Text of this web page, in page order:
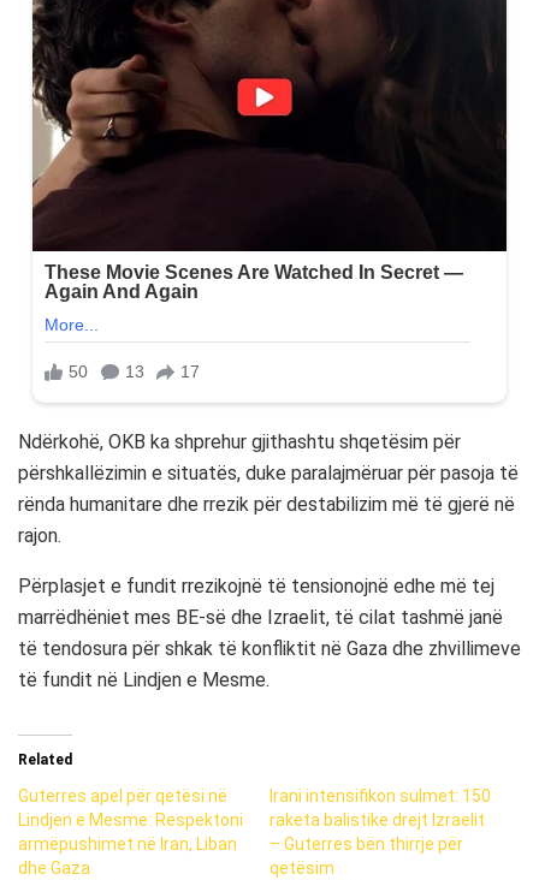
Ndërkohë, OKB ka shprehur gjithashtu shqetësim për
përshkallëzimin e situatës, duke paralajmëruar për pasoja të
rënda humanitare dhe rrezik për destabilizim më të gjerë në
rajon.
Përplasjet e fundit rrezikojnë të tensionojnë edhe më tej
marrëdhëniet mes BE-së dhe Izraelit, të cilat tashmë janë
të tendosura për shkak të konfliktit në Gaza dhe zhvillimeve
të fundit në Lindjen e Mesme.
Related
Guterres apel për qetësi në
Lindjen e Mesme: Respektoni
armëpushimet në Iran, Liban
dhe Gaza
Irani intensifikon sulmet: 150
raketa balistike drejt Izraelit
– Guterres bën thirrje për
qetësim